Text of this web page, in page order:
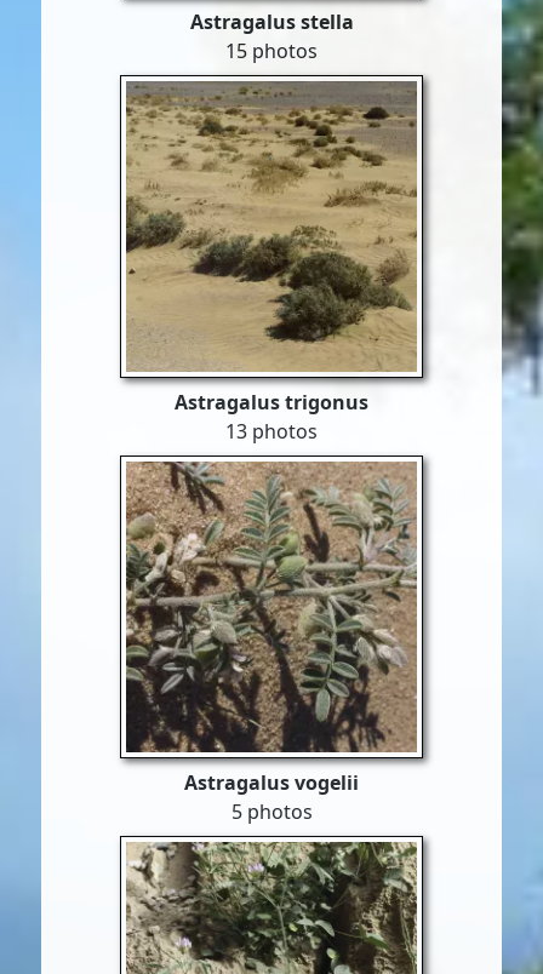
Astragalus stella
15 photos
Astragalus trigonus
13 photos
Astragalus vogelii
5 photos